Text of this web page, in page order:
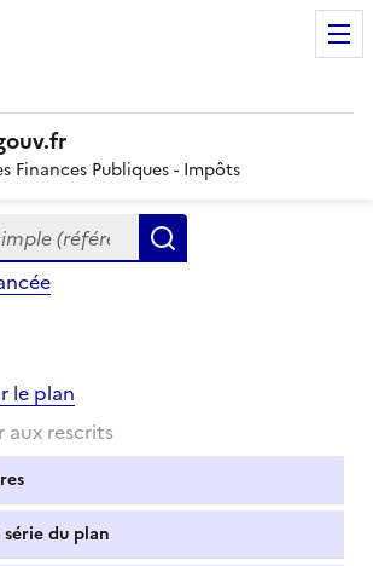
Finances Publiques - Impôts
(références, mots clés, partie du
le plan
aux rescrits
du plan